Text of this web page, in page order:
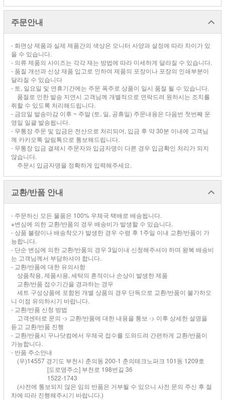
주문안내
- 화면상 제품과 실제 제품간의 색상은 모니터 사양과 설정에 따라 차이가 있
을 수 있습니다.
- 의류 제품의 사이즈는 각각 재는 방법에 따라 미세하게 달라질 수 있습니다.
- 품질 개선과 신상 재품 입고로 인하여 제품의 포장이나 포장의 인쇄부분이
달라질 수 있습니다
- 토, 일요일 및 연휴기간에는 주문 폭주로 상품이 일시 품절 될 수 있습니다.
품절로 인한 발송 지연시 고객님께 개별적으로 연락드려 원하시는 조치를
취할 수 있도록 처리해드립니다.
- 금요일 발송마감 이후 ~ 주말 (토, 일, 공휴일) 주문내용은 다음번 첫번째 운
영일 일괄 발송됩니다.
- 무통장 주문 및 입금은 전산으로 처리되어, 입금 후 약 30분 이내에 고객님
께 카카오톡 알림톡으로 통보해드립니다.
- 무통장 입금 결제시 주문자와 입금자명이 다른 경우 입금확인 처리가 되지
않습니다.
주문시 입금자명을 정확하게 입력해주세요.
교환/반품 안내
- 주문하신 모든 물품은 100% 우체국 택배로 배송됩니다.
※변심에 의한 교환/반품의 경우 배송비가 발생할 수 있습니다.
- 상품 불량이나 배송착오가 발생한 경우 수령 후 1주일 이내 교환/반품이 가
능합니다.
- 단순 변심에 의한 교환/반품의 경우 3일이내 신청해주셔야 하며 왕복 배송비
는 고객님께서 부담하셔야 합니다.
- 교환/반품에 대한 유의사항
상품착용, 제품사용, 세탁의 흔적이나 손상이 발생한 제품
교환/반품 접수기간을 경과하는 경우
세트 구성상품에 포함된 개별 상품의 경우 단독으로 교환/반품이 불가하오
니 이점 유의하시기 바랍니다.
- 교환/반품 신청 방법
고객센터로 문의 -> 교환/반품에 대한 내용을 통보 -> 이후 상세한 설명을
듣고 교환/반품 진행
- 교환/반품시 꾸나닷컴에서 우체국 접수를 도와드려 간편하게 교환/반품이
가능합니다.
- 반품 주소안내
(우)14557 경기도 부천시 춘의동 200-1 춘의테크노파크 101동 1209호
[도로명주소] 부천로 198번길 36
1522-1743
(사전에 통보되지 않은 임의 반품은 거부될 수 있으니 사전 문의 주신 후 절
차에 따라 진행해주시기 바랍니다.)